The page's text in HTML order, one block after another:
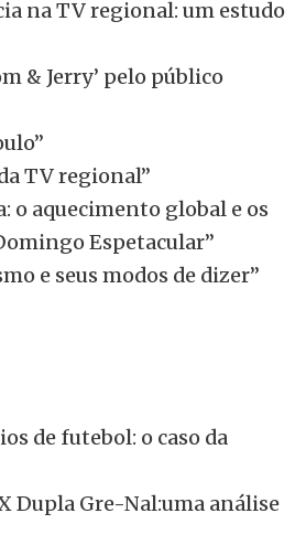
na TV regional: um estudo
& Jerry’ pelo público
TV regional”
o aquecimento global e os
Espetacular”
e seus modos de dizer”
de futebol: o caso da
Dupla Gre-Nal:uma análise